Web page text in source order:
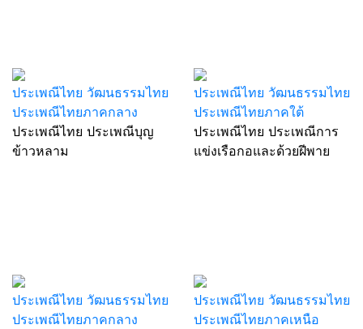
ประเพณีไทย วัฒนธรรมไทย
ประเพณีไทยภาคกลาง
ประเพณีไทย ประเพณีบุญ
ข้าวหลาม
ประเพณีไทย วัฒนธรรมไทย
ประเพณีไทยภาคใต้
ประเพณีไทย ประเพณีการ
แข่งเรือกอและด้วยฝีพาย
ประเพณีไทย วัฒนธรรมไทย
ประเพณีไทยภาคกลาง
ประเพณีไทย วัฒนธรรมไทย
ประเพณีไทยภาคเหนือ